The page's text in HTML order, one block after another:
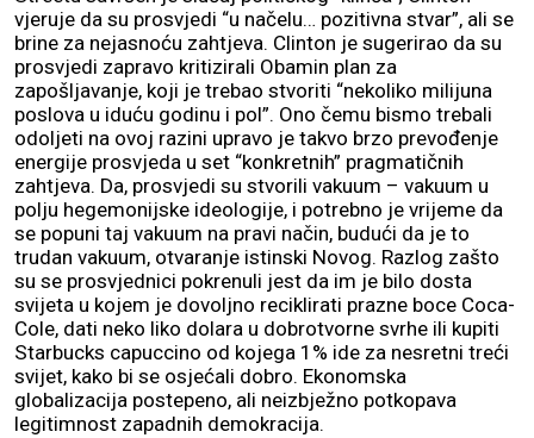
vjeruje da su prosvjedi “u načelu… pozitivna stvar”, ali se
brine za nejasnoću zahtjeva. Clinton je sugerirao da su
prosvjedi zapravo kritizirali Obamin plan za
zapošljavanje, koji je trebao stvoriti “nekoliko milijuna
poslova u iduću godinu i pol”. Ono čemu bismo trebali
odoljeti na ovoj razini upravo je takvo brzo prevođenje
energije prosvjeda u set “konkretnih” pragmatičnih
zahtjeva. Da, prosvjedi su stvorili vakuum – vakuum u
polju hegemonijske ideologije, i potrebno je vrijeme da
se popuni taj vakuum na pravi način, budući da je to
trudan vakuum, otvaranje istinski Novog. Razlog zašto
su se prosvjednici pokrenuli jest da im je bilo dosta
svijeta u kojem je dovoljno reciklirati prazne boce Coca-
Cole, dati neko liko dolara u dobrotvorne svrhe ili kupiti
Starbucks capuccino od kojega 1% ide za nesretni treći
svijet, kako bi se osjećali dobro. Ekonomska
globalizacija postepeno, ali neizbježno potkopava
legitimnost zapadnih demokracija.